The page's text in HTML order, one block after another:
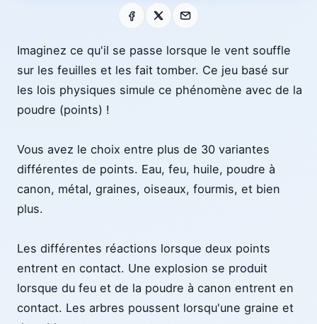
Facebook E-mail
Imaginez ce qu'il se passe lorsque le vent souffle
sur les feuilles et les fait tomber. Ce jeu basé sur
les lois physiques simule ce phénomène avec de la
poudre (points) !
Vous avez le choix entre plus de 30 variantes
différentes de points. Eau, feu, huile, poudre à
canon, métal, graines, oiseaux, fourmis, et bien
plus.
Les différentes réactions lorsque deux points
entrent en contact. Une explosion se produit
lorsque du feu et de la poudre à canon entrent en
contact. Les arbres poussent lorsqu'une graine et